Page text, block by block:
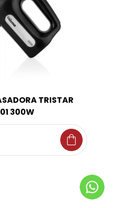
TRISTAR
300W
shopping_bag